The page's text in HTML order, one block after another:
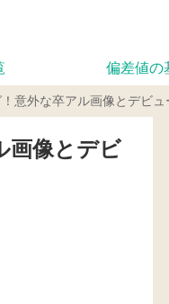
偏差値の
意外な卒アル画像とデビュ
画像とデビ